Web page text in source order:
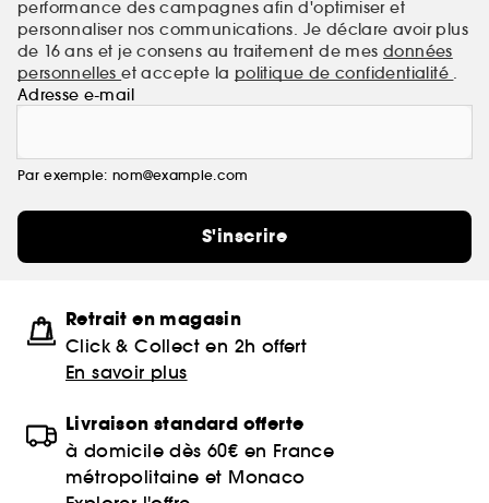
performance des campagnes afin d'optimiser et
personnaliser nos communications. Je déclare avoir plus
de 16 ans et je consens au traitement de mes données
personnelleset accepte la politique de confidentialité .
Adresse e-mail
Par exemple: nom@example.com
S'inscrire
Retrait en magasin
Click & Collect en 2h offert
En savoir plus
Livraison standard offerte
à domicile dès 60€ en France
métropolitaine et Monaco